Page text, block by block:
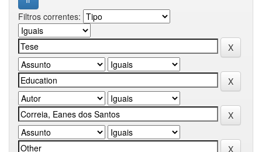
Filtros correntes: